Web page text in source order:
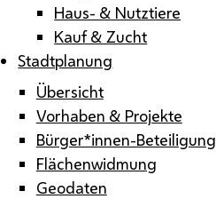
Haus- & Nutztiere
Kauf & Zucht
Stadtplanung
Übersicht
Vorhaben & Projekte
Bürger*innen-Beteiligung
Flächenwidmung
Geodaten